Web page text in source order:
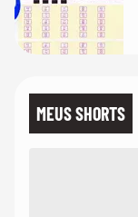
MEUS SHORTS